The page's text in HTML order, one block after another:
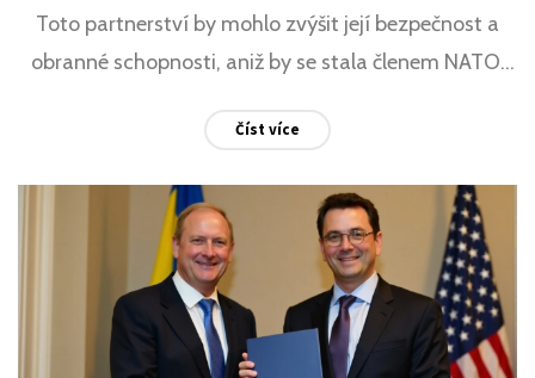
Toto partnerství by mohlo zvýšit její bezpečnost a
obranné schopnosti, aniž by se stala členem NATO.
se více do mezinárodních bezpečnostních fór a
Číst více